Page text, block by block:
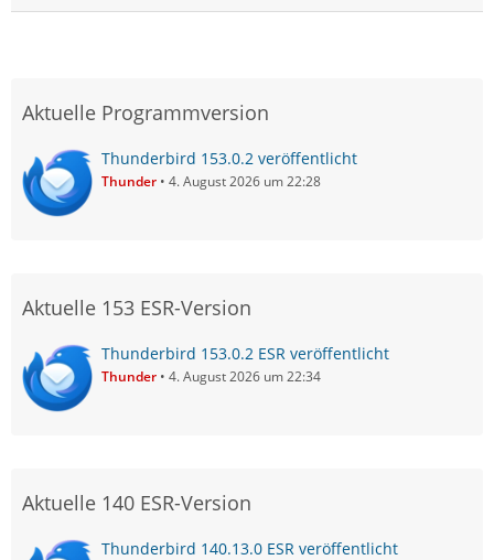
Aktuelle Programmversion
Thunderbird 153.0.2 veröffentlicht
Thunder 4. August 2026 um 22:28
Aktuelle 153 ESR-Version
Thunderbird 153.0.2 ESR veröffentlicht
Thunder 4. August 2026 um 22:34
Aktuelle 140 ESR-Version
Thunderbird 140.13.0 ESR veröffentlicht